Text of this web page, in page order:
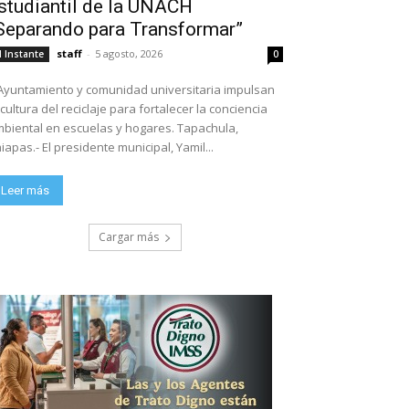
de la UNACH
para Transformar”
Instante staff - 5 agosto, 2026 0
y comunidad universitaria impulsan
del reciclaje para fortalecer la conciencia
en escuelas y hogares. Tapachula,
El presidente municipal, Yamil...
Leer más
Cargar más